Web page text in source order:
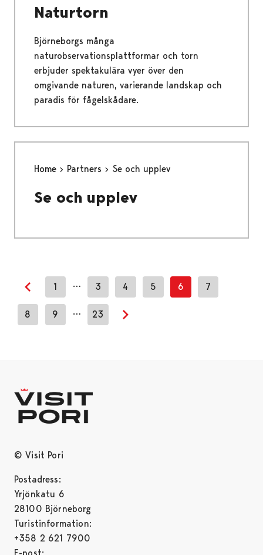
Naturtorn
Björneborgs många
naturobservationsplattformar och torn
erbjuder spektakulära vyer över den
omgivande naturen, varierande landskap och
paradis för fågelskådare.
Home Partners Se och upplev
Se och upplev
Previous page
1 … 3 4 5 6 7
8 9 … 23
© Visit Pori
Postadress:
Yrjönkatu 6
28100 Björneborg
Turistinformation:
+358 2 621 7900